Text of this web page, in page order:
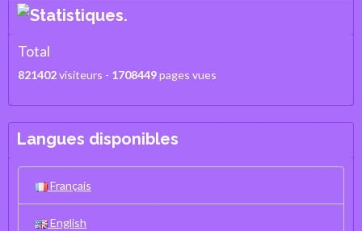
Total
821402visiteurs - 1708449pages vues
Langues disponibles
Français
English